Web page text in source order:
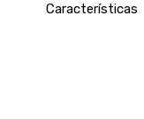
Características